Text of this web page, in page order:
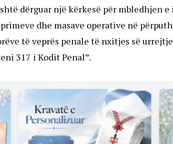
dërguar një kërkesë për mbledhjen
dhe masave operative në
të veprës penale të nxitjes së
317 i Kodit Penal”.